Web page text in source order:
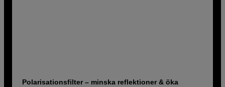
Polarisationsfilter – minska reflektioner & öka